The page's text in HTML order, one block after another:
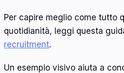
Per capire meglio come tutto
quotidianità, leggi questa
recruitment.
Un esempio visivo aiuta a